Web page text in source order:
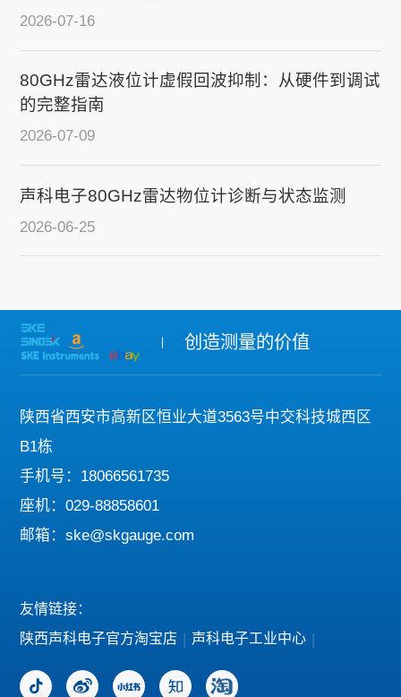
2026-07-16
80GHz雷达液位计虚假回波抑制：从硬件到调试
的完整指南
2026-07-09
声科电子80GHz雷达物位计诊断与状态监测
2026-06-25
创造测量的价值
陕西省西安市高新区恒业大道3563号中交科技城西区
B1栋
手机号：18066561735
座机：029-88858601
邮箱：ske@skgauge.com
友情链接：
陕西声科电子官方淘宝店 | 声科电子工业中心 |